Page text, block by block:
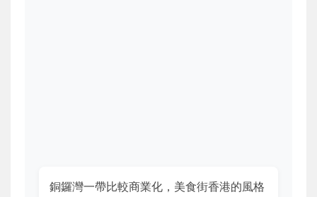
銅鑼灣一帶比較商業化，美食街香港的風格